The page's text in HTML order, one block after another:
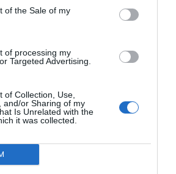
of the Sale of my
of processing my
Targeted Advertising.
of Collection, Use,
and/or Sharing of my
Is Unrelated with the
it was collected.
solar, garrafa de água, lanche
fato de banho (em dia a designar) e
julho, 1, 5 e 6 de agosto.
que é proibido levar objetos de
tabaco, estupefacientes ou
garantido seguro desportivo para
e parte das atividades poderá ser